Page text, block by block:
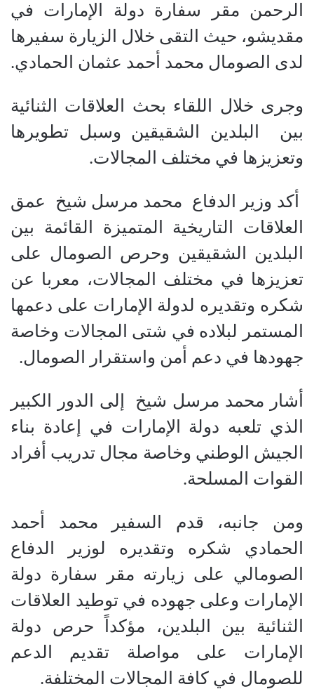
الرحمن مقر سفارة دولة الإمارات في
مقديشو، حيث التقى خلال الزيارة سفيرها
لدى الصومال محمد أحمد عثمان الحمادي.
وجرى خلال اللقاء بحث العلاقات الثنائية
بين البلدين الشقيقين وسبل تطويرها
وتعزيزها في مختلف المجالات.
أكد وزير الدفاع محمد مرسل شيخ عمق
العلاقات التاريخية المتميزة القائمة بين
البلدين الشقيقين وحرص الصومال على
تعزيزها في مختلف المجالات، معربا عن
شكره وتقديره لدولة الإمارات على دعمها
المستمر لبلاده في شتى المجالات وخاصة
جهودها في دعم أمن واستقرار الصومال.
أشار محمد مرسل شيخ إلى الدور الكبير
الذي تلعبه دولة الإمارات في إعادة بناء
الجيش الوطني وخاصة مجال تدريب أفراد
القوات المسلحة.
ومن جانبه، قدم السفير محمد أحمد
الحمادي شكره وتقديره لوزير الدفاع
الصومالي على زيارته مقر سفارة دولة
الإمارات وعلى جهوده في توطيد العلاقات
الثنائية بين البلدين، مؤكداً حرص دولة
الإمارات على مواصلة تقديم الدعم
للصومال في كافة المجالات المختلفة.